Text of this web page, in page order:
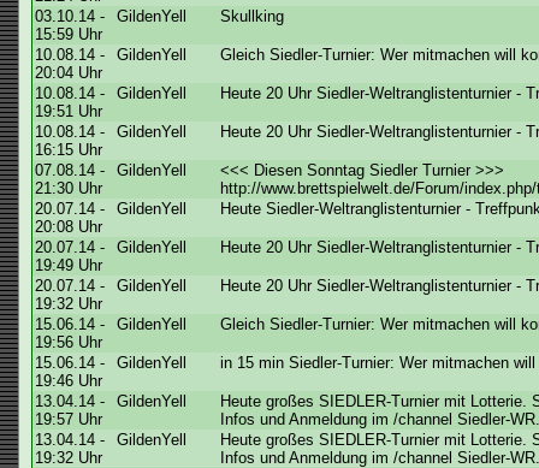
03.10.14 -
15:59 Uhr
GildenYell Skullking
10.08.14 -
20:04 Uhr
GildenYell Gleich Siedler-Turnier: Wer mitmachen will
10.08.14 -
19:51 Uhr
GildenYell Heute 20 Uhr Siedler-Weltranglistenturnier -
10.08.14 -
16:15 Uhr
GildenYell Heute 20 Uhr Siedler-Weltranglistenturnier -
07.08.14 -
21:30 Uhr
GildenYell
<<< Diesen Sonntag Siedler Turnier >>>
http://www.brettspielwelt.de/Forum/
20.07.14 -
20:08 Uhr
GildenYell Heute Siedler-Weltranglistenturnier -
20.07.14 -
19:49 Uhr
GildenYell Heute 20 Uhr Siedler-Weltranglistenturnier -
20.07.14 -
19:32 Uhr
GildenYell Heute 20 Uhr Siedler-Weltranglistenturnier -
15.06.14 -
19:56 Uhr
GildenYell Gleich Siedler-Turnier: Wer mitmachen will
15.06.14 -
19:46 Uhr
GildenYell in 15 min Siedler-Turnier: Wer mitmachen
13.04.14 -
19:57 Uhr
GildenYell
Heute großes SIEDLER-Turnier mit Lotterie.
Infos und Anmeldung im /channel Siedler-
13.04.14 -
19:32 Uhr
GildenYell
Heute großes SIEDLER-Turnier mit Lotterie.
Infos und Anmeldung im /channel Siedler-